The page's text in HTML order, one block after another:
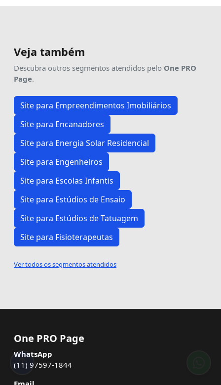
Veja também
Descubra outros segmentos atendidos pelo One PRO
Page.
Site para Empreendimentos Imobiliários
Site para Encanadores
Site para Energia Solar Residencial
Site para Engenheiros
Site para Escolas Infantis
Site para Estúdios de Ensaio
Site para Estúdios de Tatuagem
Site para Fisioterapeutas
Ver todos os segmentos atendidos
One PRO Page
WhatsApp
(11) 97597-1844